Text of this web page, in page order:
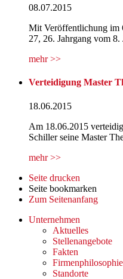
08.07.2015
Mit Veröffentlichung im
27, 26. Jahrgang vom
mehr >>
Verteidigung Master
18.06.2015
Am 18.06.2015
Schiller seine Master
mehr >>
Seite drucken
Seite bookmarken
Zum Seitenanfang
Unternehmen
Aktuelles
Stellenangebote
Fakten
Firmenphilosophie
Standorte